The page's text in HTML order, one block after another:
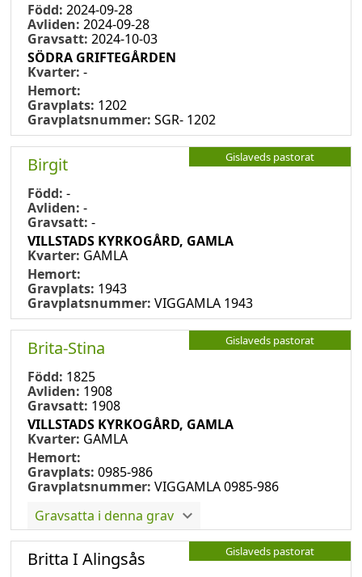
Född: 2024-09-28
Avliden: 2024-09-28
Gravsatt: 2024-10-03
SÖDRA GRIFTEGÅRDEN
Kvarter: -
Hemort:
Gravplats: 1202
Gravplatsnummer: SGR- 1202
Gislaveds pastorat
Birgit
Född: -
Avliden: -
Gravsatt: -
VILLSTADS KYRKOGÅRD, GAMLA
Kvarter: GAMLA
Hemort:
Gravplats: 1943
Gravplatsnummer: VIGGAMLA 1943
Gislaveds pastorat
Brita-Stina
Född: 1825
Avliden: 1908
Gravsatt: 1908
VILLSTADS KYRKOGÅRD, GAMLA
Kvarter: GAMLA
Hemort:
Gravplats: 0985-986
Gravplatsnummer: VIGGAMLA 0985-986
Gravsatta i denna grav
Gislaveds pastorat
Britta I Alingsås